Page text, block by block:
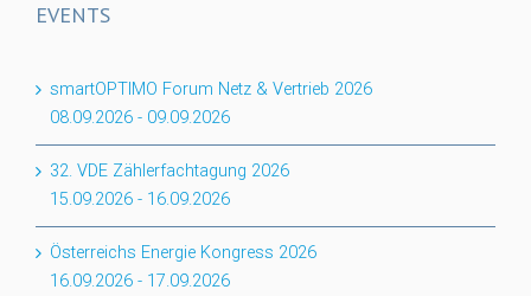
EVENTS
smartOPTIMO Forum Netz & Vertrieb 2026
08.09.2026 - 09.09.2026
32. VDE Zählerfachtagung 2026
15.09.2026 - 16.09.2026
Österreichs Energie Kongress 2026
16.09.2026 - 17.09.2026